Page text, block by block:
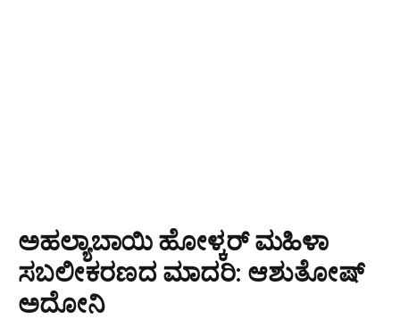
ಅಹಲ್ಯಾಬಾಯಿ ಹೋಳ್ಕರ್ ಮಹಿಳಾ
ಸಬಲೀಕರಣದ ಮಾದರಿ: ಆಶುತೋಷ್
ಅದೋನಿ